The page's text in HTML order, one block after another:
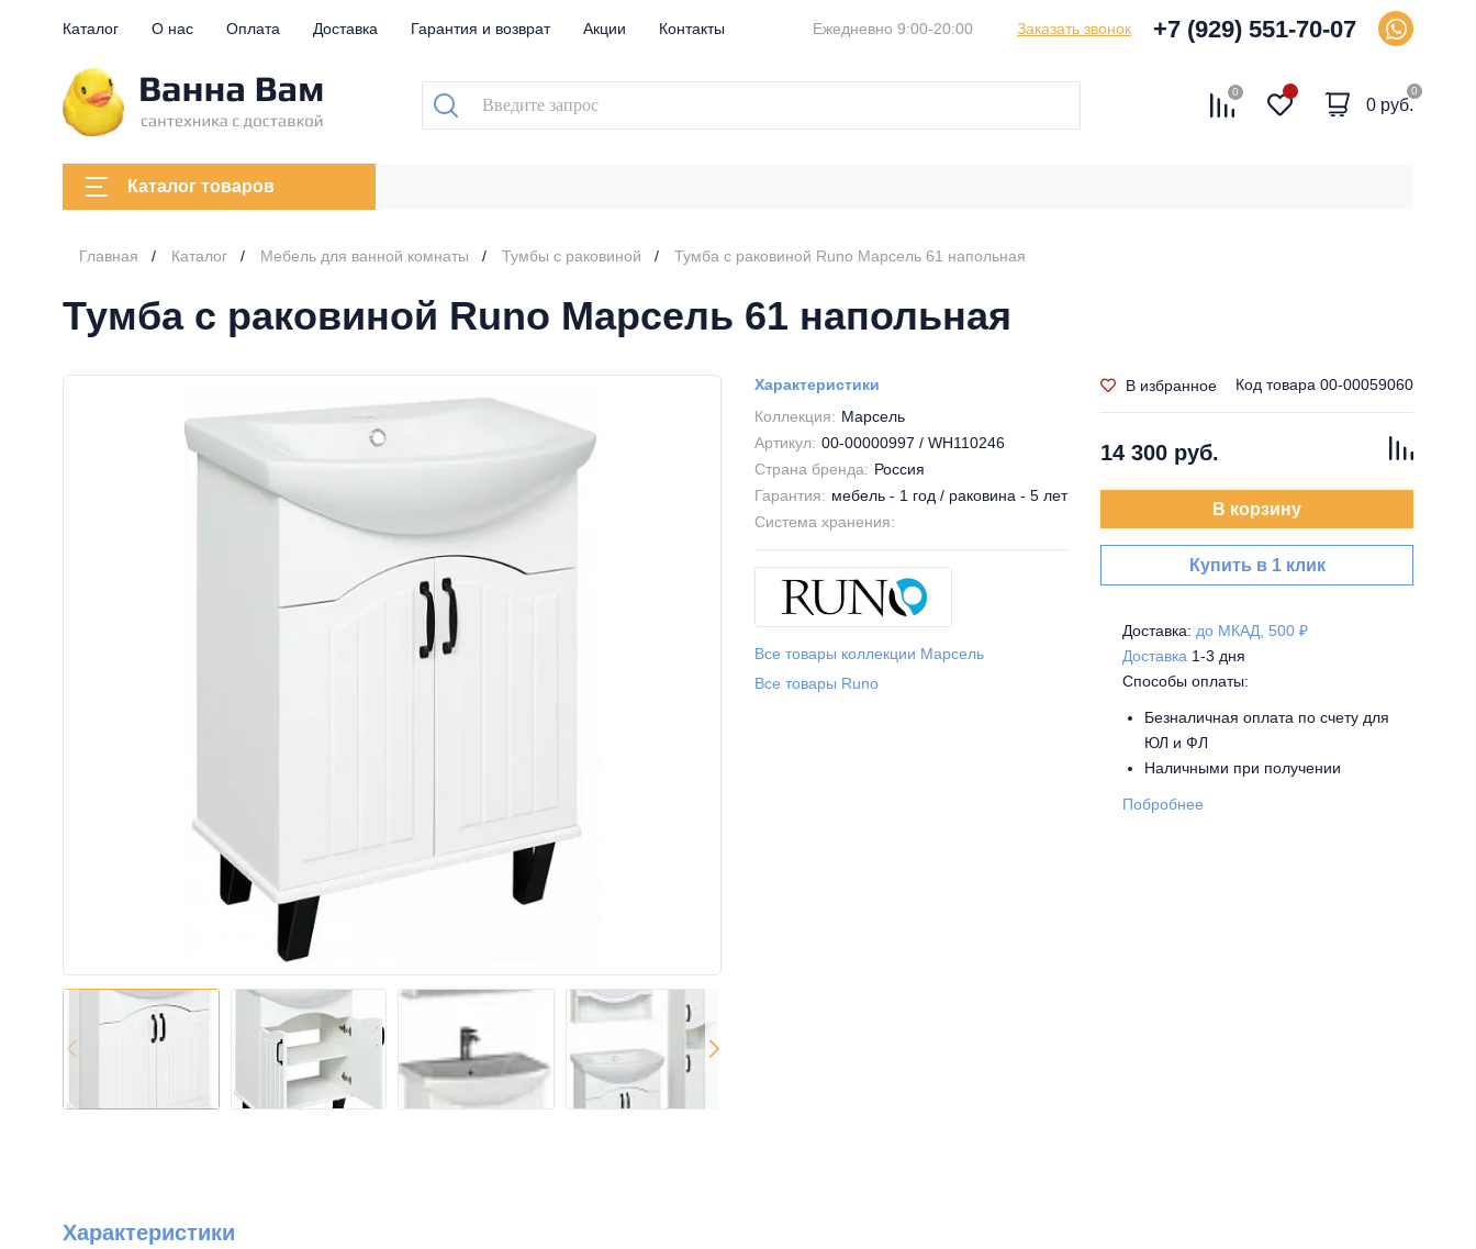
Каталог О нас Оплата Доставка Гарантия и возврат Акции Контакты Ежедневно 9:00-20:00 Заказать звонок +7 (929) 551-70-07
0 0
0 руб.
Каталог товаров
Главная Каталог Мебель для ванной комнаты Тумбы с раковиной Тумба с раковиной Runo Марсель 61 напольная
Тумба с раковиной Runo Марсель 61 напольная
Характеристики
Коллекция: Марсель
Артикул: 00-00000997 / WH110246
Страна бренда: Россия
Гарантия: мебель - 1 год / раковина - 5 лет
Система хранения:
Все товары коллекции Марсель
Все товары Runo
В избранное Код товара 00-00059060
14 300 руб.
В корзину
Купить в 1 клик
Доставка: до МКАД, 500 ₽
Доставка 1-3 дня
Способы оплаты:
Безналичная оплата по счету для
ЮЛ и ФЛ
Наличными при получении
Побробнее
Характеристики